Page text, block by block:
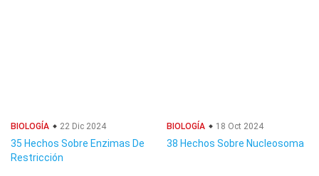
BIOLOGÍA 22 Dic 2024
35 Hechos Sobre Enzimas De
Restricción
BIOLOGÍA 18 Oct 2024
38 Hechos Sobre Nucleosoma